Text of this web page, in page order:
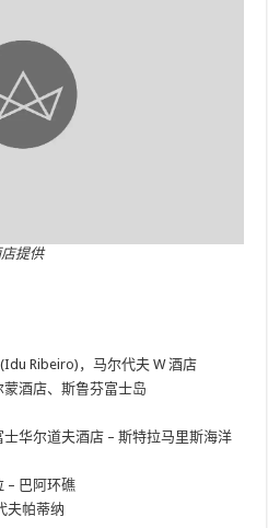
提供
(Idu Ribeiro)，马尔代夫 W 酒店
蒙酒店、斯鲁芬富士岛
士华尔道夫酒店 – 斯特拉马里斯海洋
– 巴阿环礁
夫帕蒂纳